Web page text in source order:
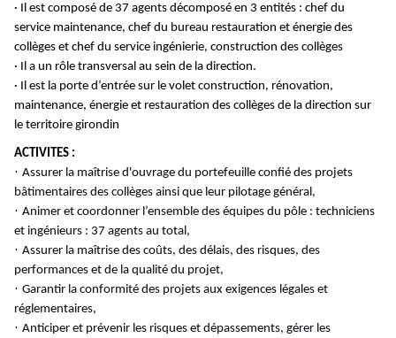
· Il est composé de 37 agents décomposé en 3 entités : chef du
service maintenance, chef du bureau restauration et énergie des
collèges et chef du service ingénierie, construction des collèges
· Il a un rôle transversal au sein de la direction.
· Il est la porte d’entrée sur le volet construction, rénovation,
maintenance, énergie et restauration des collèges de la direction sur
le territoire girondin
ACTIVITES :
· Assurer la maîtrise d'ouvrage du portefeuille confié des projets
bâtimentaires des collèges ainsi que leur pilotage général,
· Animer et coordonner l’ensemble des équipes du pôle : techniciens
et ingénieurs : 37 agents au total,
· Assurer la maîtrise des coûts, des délais, des risques, des
performances et de la qualité du projet,
· Garantir la conformité des projets aux exigences légales et
réglementaires,
· Anticiper et prévenir les risques et dépassements, gérer les